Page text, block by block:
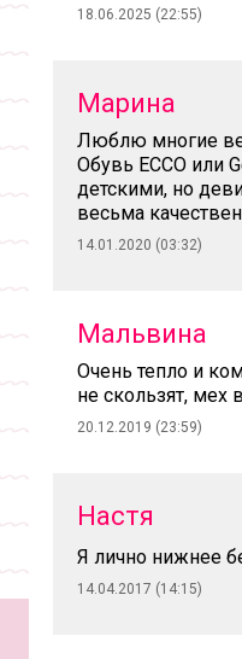
18.06.2025 (22:55)
Марина
Люблю многие
Обувь ECCO или
детскими, но
весьма
14.01.2020 (03:32)
Мальвина
Очень тепло и
не скользят, мех
20.12.2019 (23:59)
Настя
Я лично нижнее
14.04.2017 (14:15)